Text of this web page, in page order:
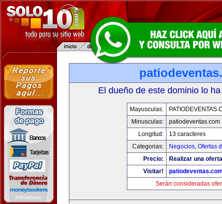
El dueño de este dominio lo
Mayusculas:
Minusculas:
patiodeventas.com
Longitud:
13 caracteres
Categorias:
Negocios, Ofertas
Precio:
Realizar una
Visitar!
Serán consideradas